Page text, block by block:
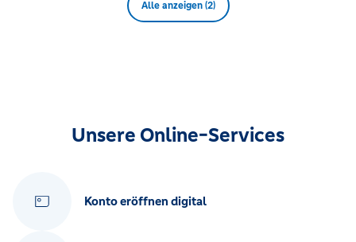
Alle anzeigen (2)
Unsere Online-Services
Konto eröffnen digital